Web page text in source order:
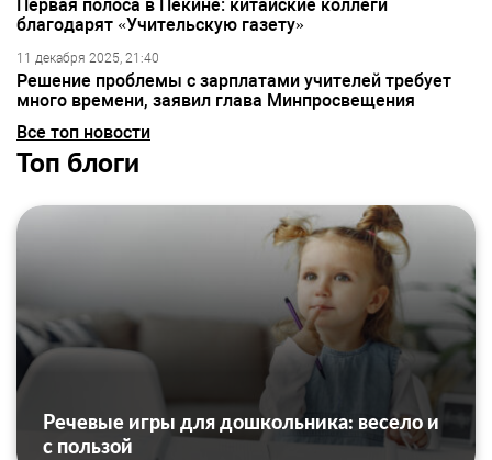
Первая полоса в Пекине: китайские коллеги
благодарят «Учительскую газету»
11 декабря 2025, 21:40
Решение проблемы с зарплатами учителей требует
много времени, заявил глава Минпросвещения
Все топ новости
Топ блоги
Речевые игры для дошкольника: весело и
с пользой